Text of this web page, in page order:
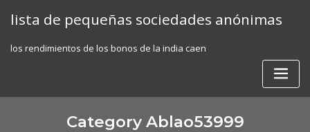
lista de pequeñas sociedades anónimas
los rendimientos de los bonos de la india caen
Category Ablao53999